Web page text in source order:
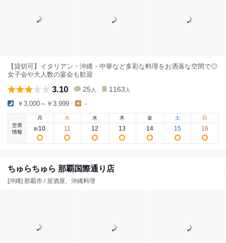
【貸切可】イタリアン・沖縄・中華など多彩な料理をお洒落な空間で◎
女子会や大人数の宴会も歓迎
3.10 25 人 1163 人
￥3,000～￥3,999 -
空席
情報
月
8/10
火
11
水
12
木
13
金
14
土
15
日
16
ちゅらちゅら 那覇国際通り店
[沖縄] 那覇市 / 居酒屋、沖縄料理